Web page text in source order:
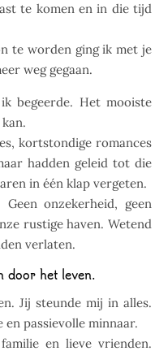
te komen en in die tijd
te worden ging ik met je
weg gegaan.
begeerde. Het mooiste
kortstondige romances
hadden geleid tot die
in één klap vergeten.
onzekerheid, geen
rustige haven. Wetend
verlaten.
door het leven.
Jij steunde mij in alles.
passievolle minnaar.
en lieve vrienden.